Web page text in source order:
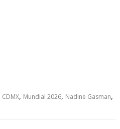
CDMX, Mundial 2026, Nadine Gasman,